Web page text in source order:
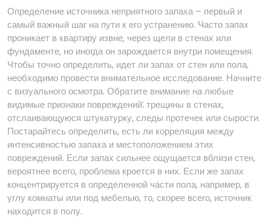
Определение источника неприятного запаха – первый и
самый важный шаг на пути к его устранению. Часто запах
проникает в квартиру извне, через щели в стенах или
фундаменте, но иногда он зарождается внутри помещения.
Чтобы точно определить, идет ли запах от стен или пола,
необходимо провести внимательное исследование. Начните
с визуального осмотра. Обратите внимание на любые
видимые признаки повреждений⁚ трещины в стенах,
отслаивающуюся штукатурку, следы протечек или сырости.
Постарайтесь определить, есть ли корреляция между
интенсивностью запаха и местоположением этих
повреждений. Если запах сильнее ощущается вблизи стен,
вероятнее всего, проблема кроется в них. Если же запах
концентрируется в определенной части пола, например, в
углу комнаты или под мебелью, то, скорее всего, источник
находится в полу.